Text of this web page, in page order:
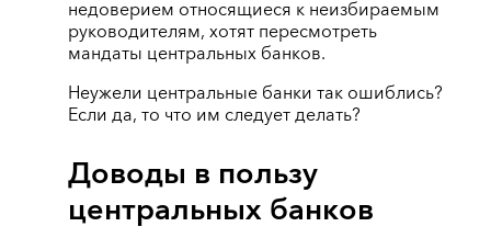
недоверием относящиеся к неизбираемым
руководителям, хотят пересмотреть
мандаты центральных банков.
Неужели центральные банки так ошиблись?
Если да, то что им следует делать?
Доводы в пользу
центральных банков